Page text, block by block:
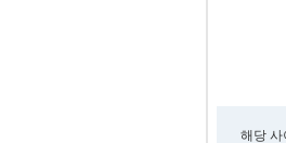
해당 사